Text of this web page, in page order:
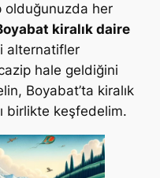
olduğunuzda her
kiralık daire
alternatifler
hale geldiğini
Boyabat’ta kiralık
birlikte keşfedelim.